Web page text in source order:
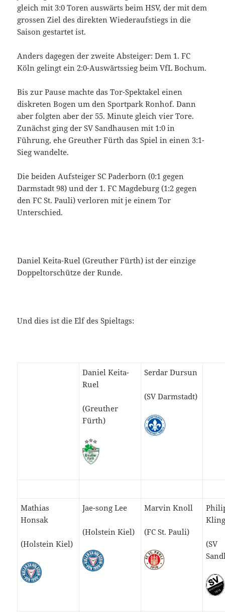
gleich mit 3:0 Toren auswärts beim HSV, der mit dem
grossen Ziel des direkten Wiederaufstiegs in die
Saison gestartet ist.
Anders dagegen der zweite Absteiger: Dem 1. FC
Köln gelingt ein 2:0-Auswärtssieg beim VfL Bochum.
Bis zur Pause machte das Tor-Spektakel einen
diskreten Bogen um den Sportpark Ronhof. Dann
aber folgten aber der 55. Minute gleich vier Tore.
Zunächst ging der SV Sandhausen mit 1:0 in
Führung, ehe Greuther Fürth das Spiel in einen 3:1-
Sieg wandelte.
Die beiden Aufsteiger SC Paderborn (0:1 gegen
Darmstadt 98) und der 1. FC Magdeburg (1:2 gegen
den FC St. Pauli) verloren mit je einem Tor
Unterschied.
Daniel Keita-Ruel (Greuther Fürth) ist der einzige
Doppeltorschütze der Runde.
Und dies ist die Elf des Spieltags:
Daniel Keita-
Ruel
(Greuther
Fürth)
Serdar Dursun
(SV Darmstadt)
Mathias
Honsak
(Holstein Kiel)
Jae-song Lee
(Holstein Kiel)
Marvin Knoll
(FC St. Pauli)
(SV